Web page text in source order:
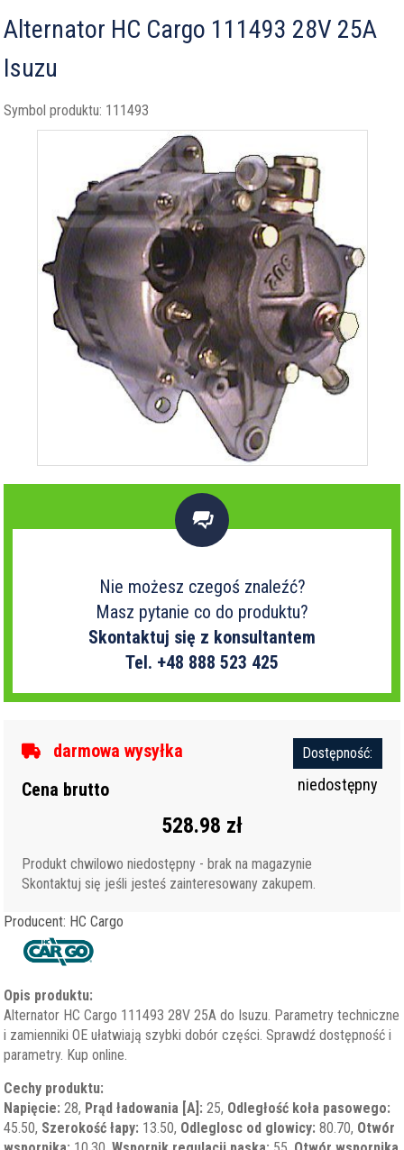
Alternator HC Cargo 111493 28V 25A
Isuzu
Symbol produktu: 111493

Nie możesz czegoś znaleźć?
Masz pytanie co do produktu?
Skontaktuj się z konsultantem
Tel. +48 888 523 425
Dostępność:
niedostępny
darmowa wysyłka
Cena brutto
528.98 zł
Produkt chwilowo niedostępny - brak na magazynie
Skontaktuj się jeśli jesteś zainteresowany zakupem.
Producent: HC Cargo
Opis produktu:
Alternator HC Cargo 111493 28V 25A do Isuzu. Parametry techniczne
i zamienniki OE ułatwiają szybki dobór części. Sprawdź dostępność i
parametry. Kup online.
Cechy produktu:
Napięcie: 28, Prąd ładowania [A]: 25, Odległość koła pasowego:
45.50, Szerokość łapy: 13.50, Odleglosc od glowicy: 80.70, Otwór